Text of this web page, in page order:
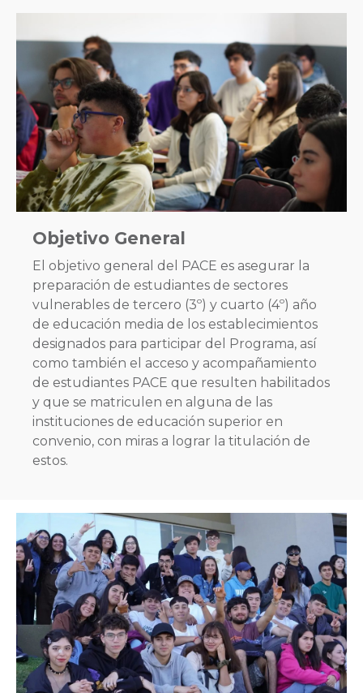
Objetivo General
El objetivo general del PACE es asegurar la
preparación de estudiantes de sectores
vulnerables de tercero (3º) y cuarto (4º) año
de educación media de los establecimientos
designados para participar del Programa, así
como también el acceso y acompañamiento
de estudiantes PACE que resulten habilitados
y que se matriculen en alguna de las
instituciones de educación superior en
convenio, con miras a lograr la titulación de
estos.